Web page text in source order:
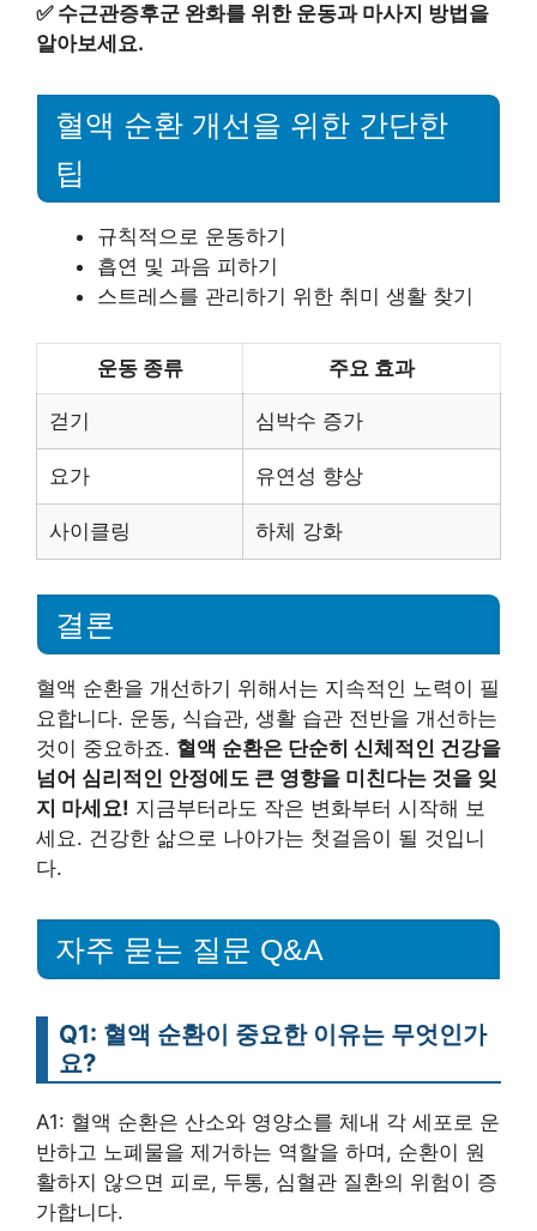
✅ 수근관증후군 완화를 위한 운동과 마사지 방법을
알아보세요.
혈액 순환 개선을 위한 간단한
팁
규칙적으로 운동하기
흡연 및 과음 피하기
스트레스를 관리하기 위한 취미 생활 찾기
운동 종류 주요 효과
걷기 심박수 증가
요가 유연성 향상
사이클링 하체 강화
결론
혈액 순환을 개선하기 위해서는 지속적인 노력이 필
요합니다. 운동, 식습관, 생활 습관 전반을 개선하는
것이 중요하죠. 혈액 순환은 단순히 신체적인 건강을
넘어 심리적인 안정에도 큰 영향을 미친다는 것을 잊
지 마세요! 지금부터라도 작은 변화부터 시작해 보
세요. 건강한 삶으로 나아가는 첫걸음이 될 것입니
다.
자주 묻는 질문 Q&A
Q1: 혈액 순환이 중요한 이유는 무엇인가
요?
A1: 혈액 순환은 산소와 영양소를 체내 각 세포로 운
반하고 노폐물을 제거하는 역할을 하며, 순환이 원
활하지 않으면 피로, 두통, 심혈관 질환의 위험이 증
가합니다.